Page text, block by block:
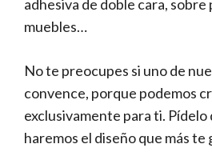
adhesiva de doble cara,
muebles…
No te preocupes si uno de
convence, porque podemos
exclusivamente para ti. Pídelo
haremos el diseño que más te